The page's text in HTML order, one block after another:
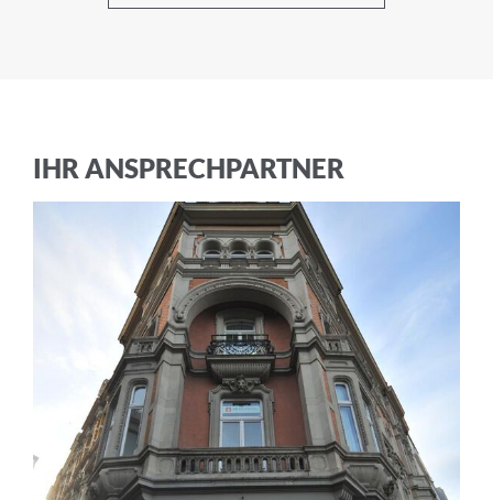
IHR ANSPRECHPARTNER
ABBRECHEN
ANMELDEN